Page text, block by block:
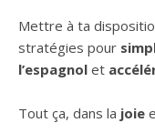
Mettre à ta
stratégies pour
l’espagnol et
Tout ça, dans la joie